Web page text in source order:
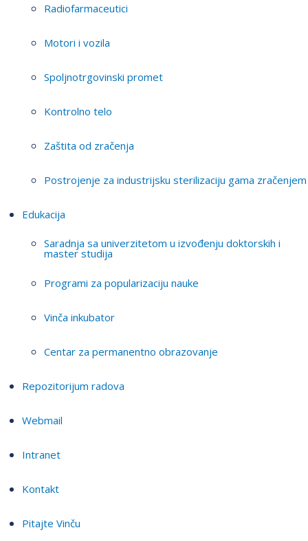
Radiofarmaceutici
Motori i vozila
Spoljnotrgovinski promet
Kontrolno telo
Zaštita od zračenja
Postrojenje za industrijsku sterilizaciju gama zračenjem
Edukacija
Saradnja sa univerzitetom u izvođenju doktorskih i
master studija
Programi za popularizaciju nauke
Vinča inkubator
Centar za permanentno obrazovanje
Repozitorijum radova
Webmail
Intranet
Kontakt
Pitajte Vinču